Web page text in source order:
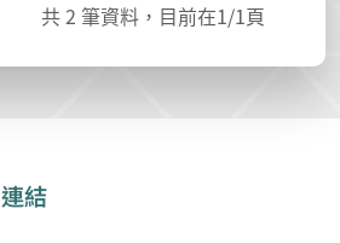
共2 筆資料，目前在1/1頁
連結